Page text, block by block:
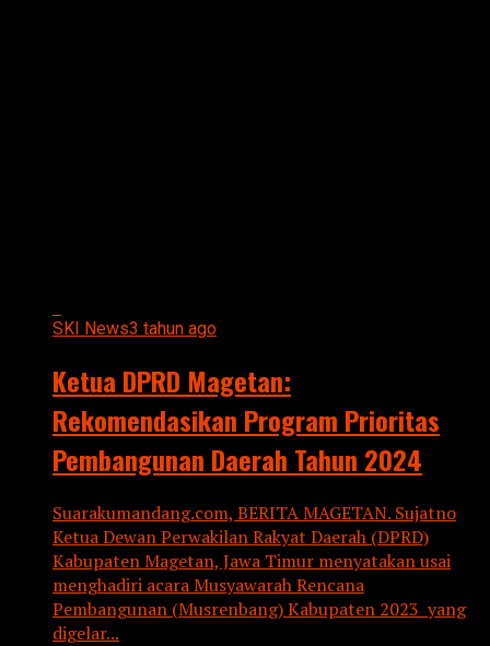
SKI News3 tahun ago
Ketua DPRD Magetan:
Rekomendasikan Program Prioritas
Pembangunan Daerah Tahun 2024
Suarakumandang.com, BERITA MAGETAN. Sujatno
Ketua Dewan Perwakilan Rakyat Daerah (DPRD)
Kabupaten Magetan, Jawa Timur menyatakan usai
menghadiri acara Musyawarah Rencana
Pembangunan (Musrenbang) Kabupaten 2023 yang
digelar...